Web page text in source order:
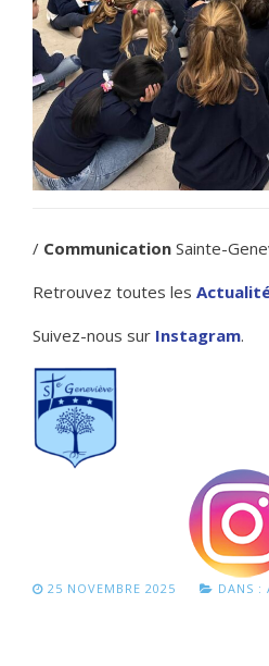
/ Communication Sainte-
Retrouvez toutes les
Suivez-nous sur Instagram.
25 NOVEMBRE 2025 DANS :